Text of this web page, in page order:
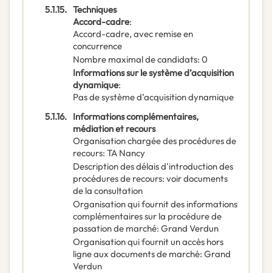
5.1.15. Techniques
Accord-cadre:
Accord-cadre, avec remise en
concurrence
Nombre maximal de candidats: 0
Informations sur le système d’acquisition
dynamique:
Pas de système d’acquisition dynamique
5.1.16. Informations complémentaires,
médiation et recours
Organisation chargée des procédures de
recours: TA Nancy
Description des délais d'introduction des
procédures de recours: voir documents
de la consultation
Organisation qui fournit des informations
complémentaires sur la procédure de
passation de marché: Grand Verdun
Organisation qui fournit un accès hors
ligne aux documents de marché: Grand
Verdun